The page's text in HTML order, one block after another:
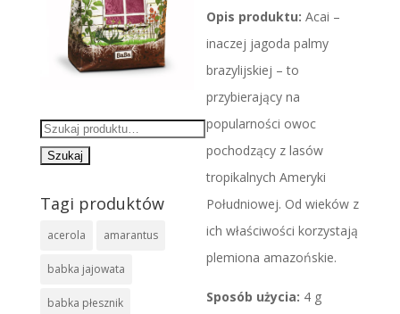
Opis produktu: Acai –
inaczej jagoda palmy
brazylijskiej – to
przybierający na
popularności owoc
pochodzący z lasów
tropikalnych Ameryki
Południowej. Od wieków z
ich właściwości korzystają
plemiona amazońskie.
Sposób użycia: 4 g
Szukaj:
Tagi produktów
acerola amarantus
babka jajowata
babka płesznik